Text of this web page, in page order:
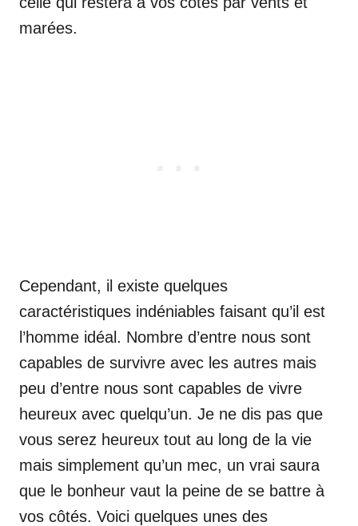
marées.
Cependant, il existe quelques
caractéristiques indéniables faisant qu’il est
l’homme idéal. Nombre d’entre nous sont
capables de survivre avec les autres mais
peu d’entre nous sont capables de vivre
heureux avec quelqu’un. Je ne dis pas que
vous serez heureux tout au long de la vie
mais simplement qu’un mec, un vrai saura
que le bonheur vaut la peine de se battre à
vos côtés. Voici quelques unes des